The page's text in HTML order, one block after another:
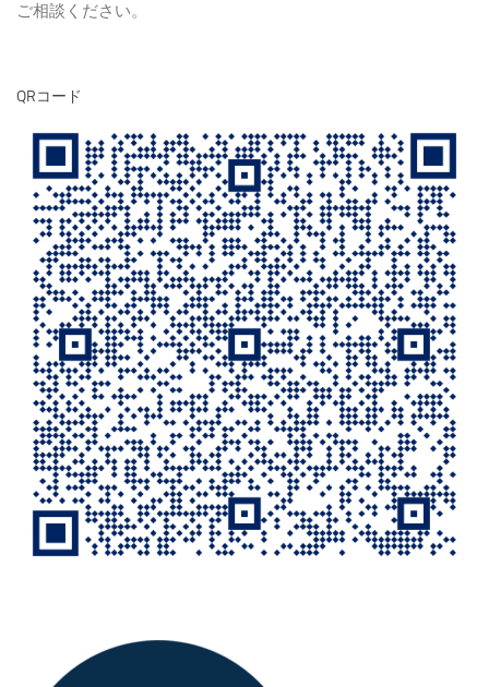
ご相談ください。
QRコード